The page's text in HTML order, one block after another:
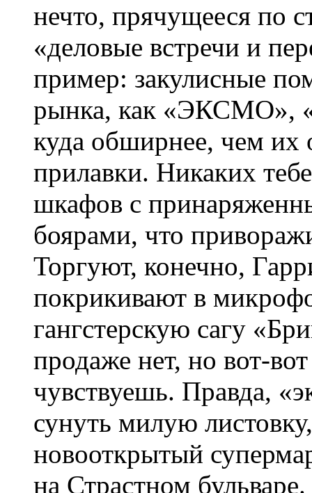
нечто, прячущееся по
«деловые встречи и
пример: закулисные
рынка, как
куда обширнее, чем их
прилавки. Никаких
шкафов с
боярами, что
Торгуют, конечно,
покрикивают в
гангстерскую сагу
продаже нет, но вот-
чувствуешь. Правда,
сунуть милую
новооткрытый
на Страстном